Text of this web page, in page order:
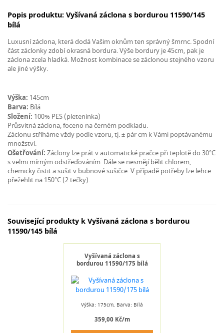
Popis produktu: Vyšívaná záclona s bordurou 11590/145
bílá
Luxusní záclona, která dodá Vašim oknům ten správný šmrnc. Spodní
část záclonky zdobí okrasná bordura. Výše bordury je 45cm, pak je
záclona zcela hladká. Možnost kombinace se záclonou stejného vzoru
ale jiné výšky.
Výška: 145cm
Barva: Bílá
Složení: 100% PES (pleteninka)
Průsvitná záclona, foceno na černém podkladu.
Záclonu stříháme vždy podle vzoru, tj. ± pár cm k Vámi poptávanému
množství.
Ošetřování: Záclony lze prát v automatické pračce při teplotě do 30°C
s velmi mírným odstřeďováním. Dále se nesmějí bělit chlorem,
chemicky čistit a sušit v bubnové sušičce. V případě potřeby lze lehce
přežehlit na 150°C (2 tečky).
Související produkty k Vyšívaná záclona s bordurou
11590/145 bílá
Vyšívaná záclona s
bordurou 11590/175 bílá
Výška: 175cm, Barva: Bílá
359,00 Kč/m